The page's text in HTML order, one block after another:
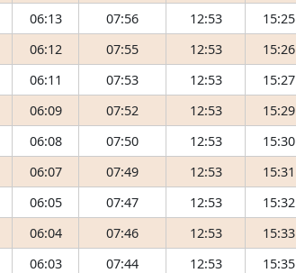
06:13 07:56 12:53 15:25
06:12 07:55 12:53 15:26
06:11 07:53 12:53 15:27
06:09 07:52 12:53 15:29
06:08 07:50 12:53 15:30
06:07 07:49 12:53 15:31
06:05 07:47 12:53 15:32
06:04 07:46 12:53 15:33
06:03 07:44 12:53 15:35